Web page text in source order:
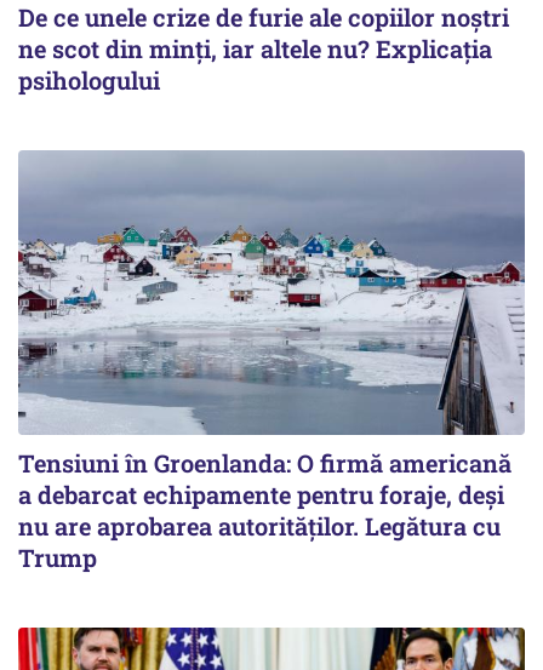
De ce unele crize de furie ale copiilor noștri
ne scot din minți, iar altele nu? Explicația
psihologului
Tensiuni în Groenlanda: O firmă americană
a debarcat echipamente pentru foraje, deși
nu are aprobarea autorităților. Legătura cu
Trump